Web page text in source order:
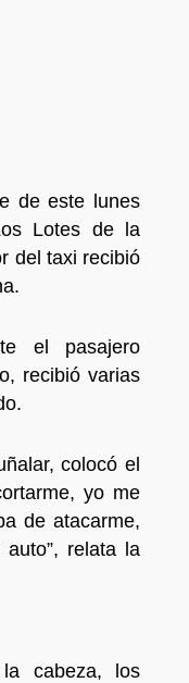
de este lunes
Lotes de la
del taxi recibió
el pasajero
recibió varias
colocó el
yo me
de atacarme,
relata la
cabeza, los